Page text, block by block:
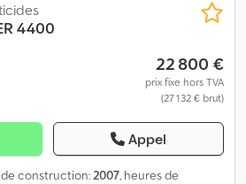
4400
22 800 €
prix fixe hors TVA
(27 132 € brut)
Appel
de construction:2007, heures de